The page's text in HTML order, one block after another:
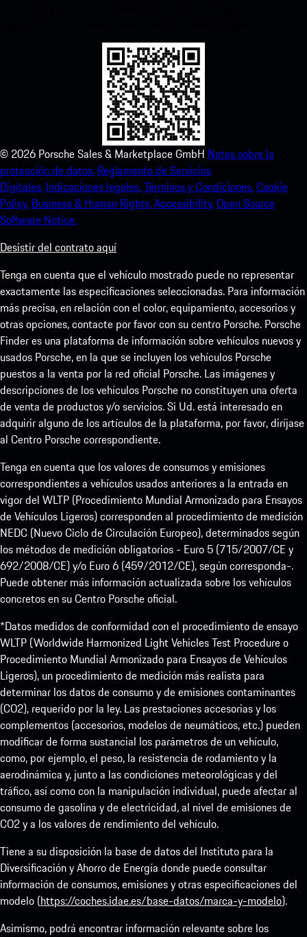
© 2026 Porsche Sales & Marketplace GmbH Notas sobre la
protección de datos. Reglamento de Servicios
Digitales. Indicaciones legales.Términos y Condiciones.Cookie
Policy. Business & Human Rights.Accessibility.Open Source
Software Notice.
Desistir del contrato aquí
Tenga en cuenta que el vehículo mostrado puede no representar
exactamente las especificaciones seleccionadas. Para información
más precisa, en relación con el color, equipamiento, accesorios y
otras opciones, contacte por favor con su centro Porsche. Porsche
Finder es una plataforma de información sobre vehículos nuevos y
usados Porsche, en la que se incluyen los vehículos Porsche
puestos a la venta por la red oficial Porsche. Las imágenes y
descripciones de los vehículos Porsche no constituyen una oferta
de venta de productos y/o servicios. Si Ud. está interesado en
adquirir alguno de los artículos de la plataforma, por favor, diríjase
al Centro Porsche correspondiente.
Tenga en cuenta que los valores de consumos y emisiones
correspondientes a vehículos usados anteriores a la entrada en
vigor del WLTP (Procedimiento Mundial Armonizado para Ensayos
de Vehículos Ligeros) corresponden al procedimiento de medición
NEDC (Nuevo Ciclo de Circulación Europeo), determinados según
los métodos de medición obligatorios - Euro 5 (715/2007/CE y
692/2008/CE) y/o Euro 6 (459/2012/CE), según corresponda-.
Puede obtener más información actualizada sobre los vehículos
concretos en su Centro Porsche oficial.
*Datos medidos de conformidad con el procedimiento de ensayo
WLTP (Worldwide Harmonized Light Vehicles Test Procedure o
Procedimiento Mundial Armonizado para Ensayos de Vehículos
Ligeros), un procedimiento de medición más realista para
determinar los datos de consumo y de emisiones contaminantes
(CO2), requerido por la ley. Las prestaciones accesorias y los
complementos (accesorios, modelos de neumáticos, etc.) pueden
modificar de forma sustancial los parámetros de un vehículo,
como, por ejemplo, el peso, la resistencia de rodamiento y la
aerodinámica y, junto a las condiciones meteorológicas y del
tráfico, así como con la manipulación individual, puede afectar al
consumo de gasolina y de electricidad, al nivel de emisiones de
CO2 y a los valores de rendimiento del vehículo.
Tiene a su disposición la base de datos del Instituto para la
Diversificación y Ahorro de Energía donde puede consultar
información de consumos, emisiones y otras especificaciones del
modelo (https://coches.idae.es/base-datos/marca-y-modelo).
Asimismo, podrá encontrar información relevante sobre los